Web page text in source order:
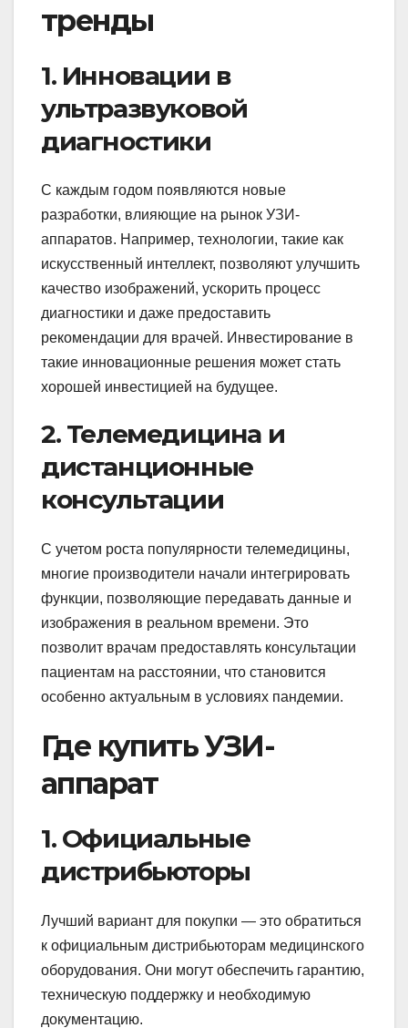
тренды
1. Инновации в
ультразвуковой
диагностики
С каждым годом появляются новые
разработки, влияющие на рынок УЗИ-
аппаратов. Например, технологии, такие как
искусственный интеллект, позволяют улучшить
качество изображений, ускорить процесс
диагностики и даже предоставить
рекомендации для врачей. Инвестирование в
такие инновационные решения может стать
хорошей инвестицией на будущее.
2. Телемедицина и
дистанционные
консультации
С учетом роста популярности телемедицины,
многие производители начали интегрировать
функции, позволяющие передавать данные и
изображения в реальном времени. Это
позволит врачам предоставлять консультации
пациентам на расстоянии, что становится
особенно актуальным в условиях пандемии.
Где купить УЗИ-
аппарат
1. Официальные
дистрибьюторы
Лучший вариант для покупки — это обратиться
к официальным дистрибьюторам медицинского
оборудования. Они могут обеспечить гарантию,
техническую поддержку и необходимую
документацию.